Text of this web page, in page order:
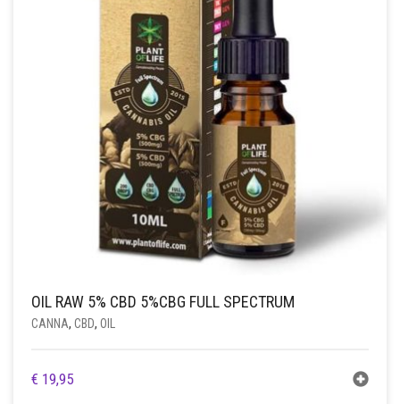
OP
DE
PRODUCTPAGINA
OIL RAW 5% CBD 5%CBG FULL SPECTRUM
CANNA, CBD, OIL
€ 19,95